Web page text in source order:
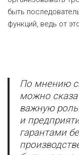
быть
функций, ведь от
По мнению
можно
важную
и
гарантами